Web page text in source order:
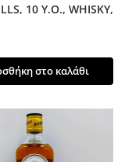
10 Y.O., WHISKY,
στο καλάθι